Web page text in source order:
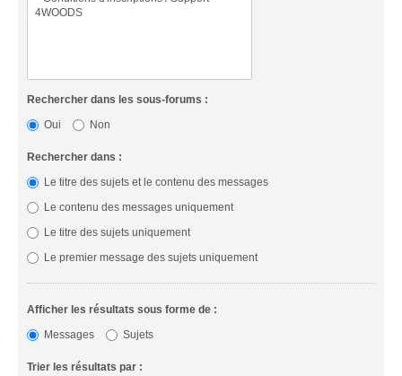
Rechercher dans les sous-forums :
Oui
Non
Rechercher dans :
Le titre des sujets et le contenu des messages
Le contenu des messages uniquement
Le titre des sujets uniquement
Le premier message des sujets uniquement
Afficher les résultats sous forme de :
Messages
Sujets
Trier les résultats par :